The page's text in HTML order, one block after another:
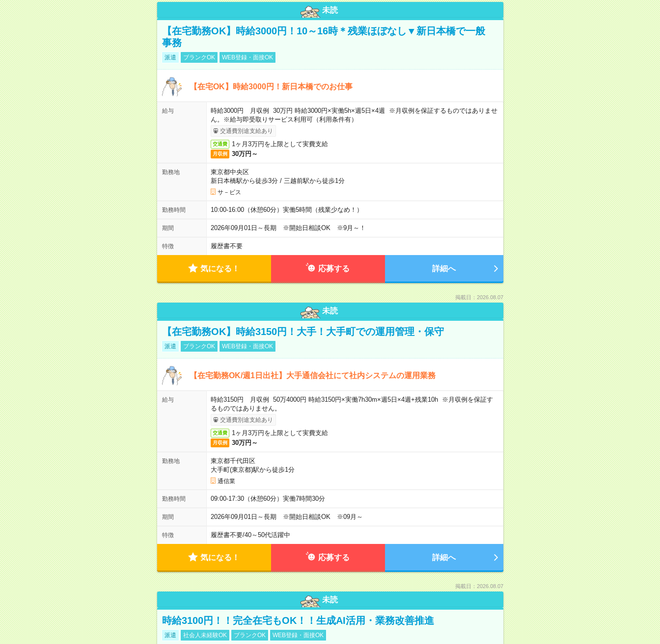
未読
【在宅勤務OK】時給3000円！10～16時＊残業ほぼなし▼新日本橋で一般
事務
派遣 ブランクOK WEB登録・面接OK
【在宅OK】時給3000円！新日本橋でのお仕事
給与
時給3000円 月収例 30万円 時給3000円×実働5h×週5日×4週 ※月収例を保証するものではありませ
ん。※給与即受取りサービス利用可（利用条件有）
交通費別途支給あり
交通費 1ヶ月3万円を上限として実費支給
月収例 30万円～
勤務地
東京都中央区
新日本橋駅から徒歩3分/ 三越前駅から徒歩1分
サ－ビス
勤務時間 10:00-16:00（休憩60分）実働5時間（残業少なめ！）
期間 2026年09月01日～長期 ※開始日相談OK ※9月～！
特徴 履歴書不要
気になる！ 応募する 詳細へ
掲載日：2026.08.07
未読
【在宅勤務OK】時給3150円！大手！大手町での運用管理・保守
派遣 ブランクOK WEB登録・面接OK
【在宅勤務OK/週1日出社】大手通信会社にて社内システムの運用業務
給与
時給3150円 月収例 50万4000円 時給3150円×実働7h30m×週5日×4週+残業10h ※月収例を保証す
るものではありません。
交通費別途支給あり
交通費 1ヶ月3万円を上限として実費支給
月収例 30万円～
勤務地
東京都千代田区
大手町(東京都)駅から徒歩1分
通信業
勤務時間 09:00-17:30（休憩60分）実働7時間30分
期間 2026年09月01日～長期 ※開始日相談OK ※09月～
特徴 履歴書不要/40～50代活躍中
気になる！ 応募する 詳細へ
掲載日：2026.08.07
未読
時給3100円！！完全在宅もOK！！生成AI活用・業務改善推進
派遣 社会人未経験OK ブランクOK WEB登録・面接OK